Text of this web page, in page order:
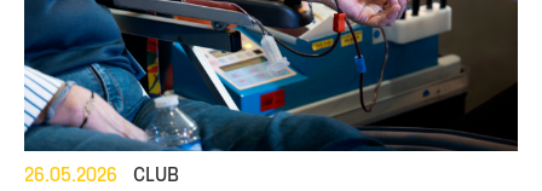
26.05.2026 CLUB